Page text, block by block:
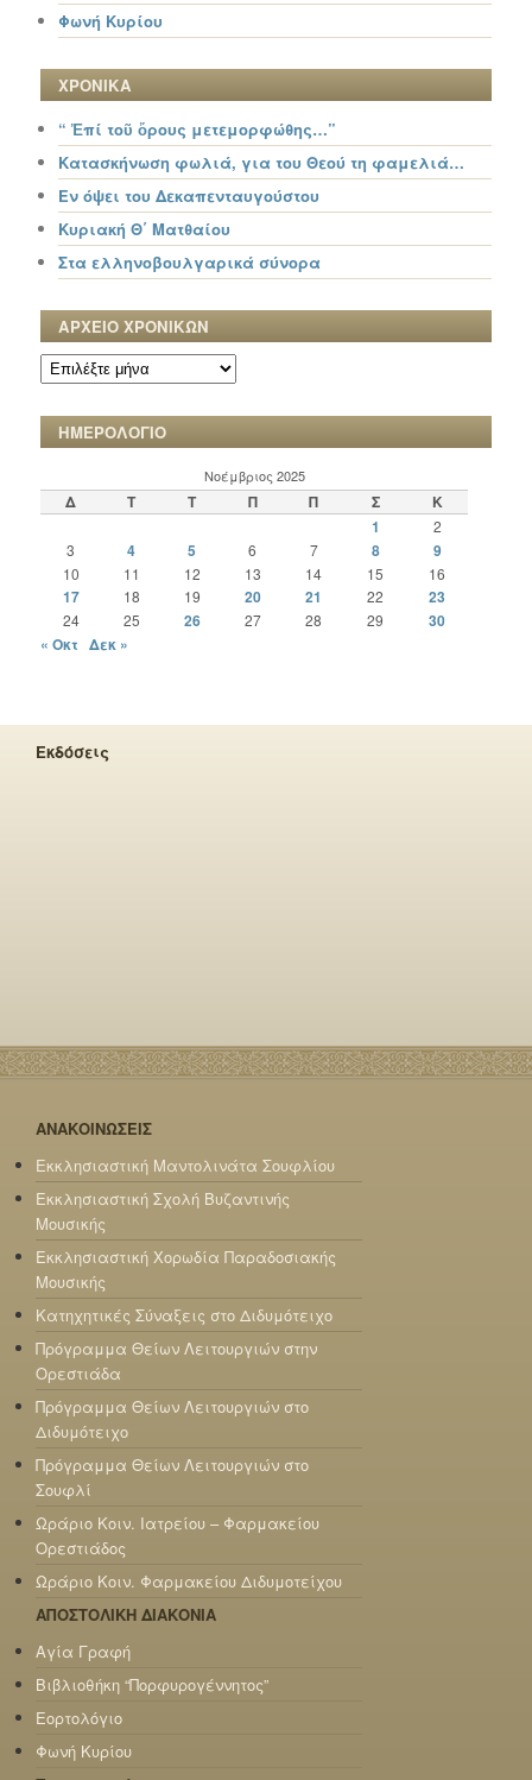
Φωνή Κυρίου
ΧΡΟΝΙΚΑ
“ Ἐπί τοῦ ὄρους μετεμορφώθης…”
Κατασκήνωση φωλιά, για του Θεού τη φαμελιά…
Εν όψει του Δεκαπενταυγούστου
Κυριακή Θ΄ Ματθαίου
Στα ελληνοβουλγαρικά σύνορα
ΑΡΧΕΙΟ ΧΡΟΝΙΚΩΝ
ΑΡΧΕΙΟ
ΧΡΟΝΙΚΩΝ
ΗΜΕΡΟΛΟΓΙΟ
Νοέμβριος 2025
Δ Τ Τ Π Π Σ
Κ
1
2
3
4 5 6 7 8 9
10 11 12 13 14 15 16
17 18 19 20 21 22 23
24 25 26 27 28 29
30
« Οκτ Δεκ »
Εκδόσεις
ΑΝΑΚΟΙΝΩΣΕΙΣ
Εκκλησιαστική Μαντολινάτα Σουφλίου
Εκκλησιαστική Σχολή Βυζαντινής
Μουσικής
Εκκλησιαστική Χορωδία Παραδοσιακής
Μουσικής
Κατηχητικές Σύναξεις στο Διδυμότειχο
Πρόγραμμα Θείων Λειτουργιών στην
Ορεστιάδα
Πρόγραμμα Θείων Λειτουργιών στο
Διδυμότειχο
Πρόγραμμα Θείων Λειτουργιών στο
Σουφλί
Ωράριο Κοιν. Ιατρείου – Φαρμακείου
Ορεστιάδος
Ωράριο Κοιν. Φαρμακείου Διδυμοτείχου
ΑΠΟΣΤΟΛΙΚΗ ΔΙΑΚΟΝΙΑ
Αγία Γραφή
Βιβλιοθήκη “Πορφυρογέννητος”
Εορτολόγιο
Φωνή Κυρίου